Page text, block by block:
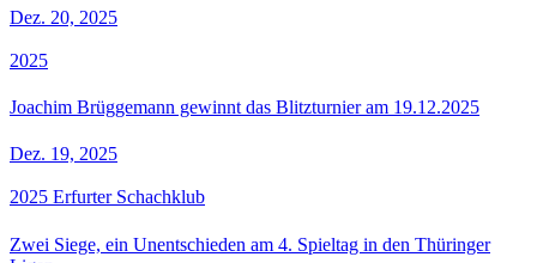
Dez. 20, 2025
2025
Joachim Brüggemann gewinnt das Blitzturnier am 19.12.2025
Dez. 19, 2025
2025 Erfurter Schachklub
Zwei Siege, ein Unentschieden am 4. Spieltag in den Thüringer